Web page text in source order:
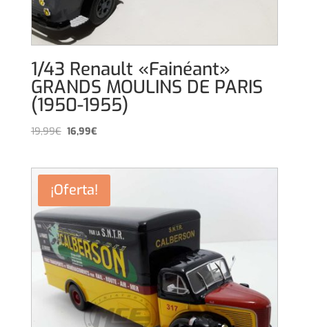
1/43 Renault «Fainéant»
GRANDS MOULINS DE PARIS
(1950-1955)
19,99€El
era:
19,99€.
16,99€El
es:
16,99€.
¡Oferta!